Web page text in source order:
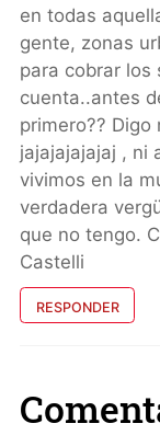
en todas
gente, zonas
para cobrar los
cuenta..antes
primero?? Digo
jajajajajajaj , ni
vivimos en la
verdadera
que no tengo.
Castelli
RESPONDER